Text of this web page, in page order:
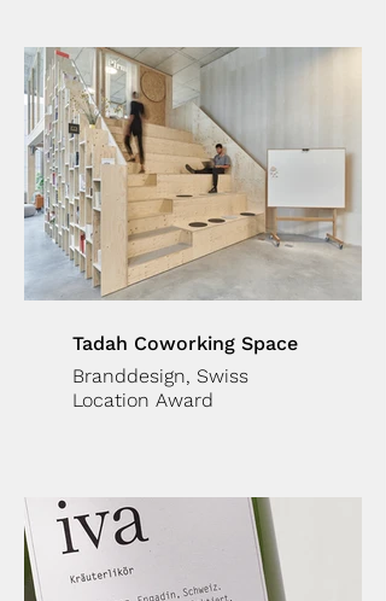
Tadah Coworking Space
Branddesign, Swiss
Location Award